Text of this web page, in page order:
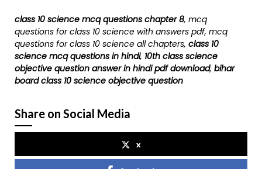
class 10 science mcq questions chapter 8, mcq
questions for class 10 science with answers pdf, mcq
questions for class 10 science all chapters, class 10
science mcq questions in hindi, 10th class science
objective question answer in hindi pdf download, bihar
board class 10 science objective question
Share on Social Media
x